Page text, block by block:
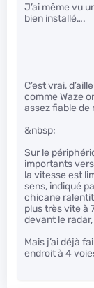
J’ai même vu
bien installé….
C’est vrai,
comme Waze
assez fiable de
&nbsp;
Sur le
importants
la vitesse est
sens, indiqué
chicane
plus très vite à
devant le
Mais j’ai déjà
endroit à 4